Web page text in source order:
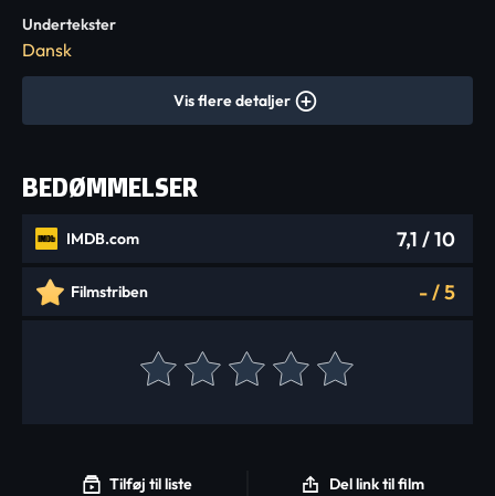
Undertekster
Dansk
Vis flere detaljer
BEDØMMELSER
IMDB.com 7,1 / 10
Filmstriben -/5
Tilføj til liste Del link til film